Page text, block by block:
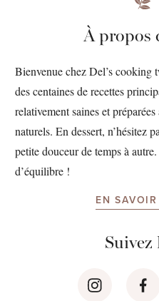
À propos
Bienvenue chez Del’s cooking
des centaines de recettes
relativement saines et
naturels. En dessert, n’hésitez
petite douceur de temps à
d’équilibre !
EN
Suivez